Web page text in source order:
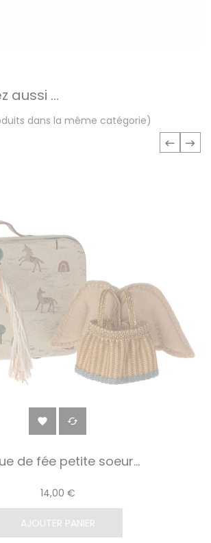
aussi ...
dans la même catégorie)
 
de fée petite soeur...
14,00 €
AJOUTER PANIER